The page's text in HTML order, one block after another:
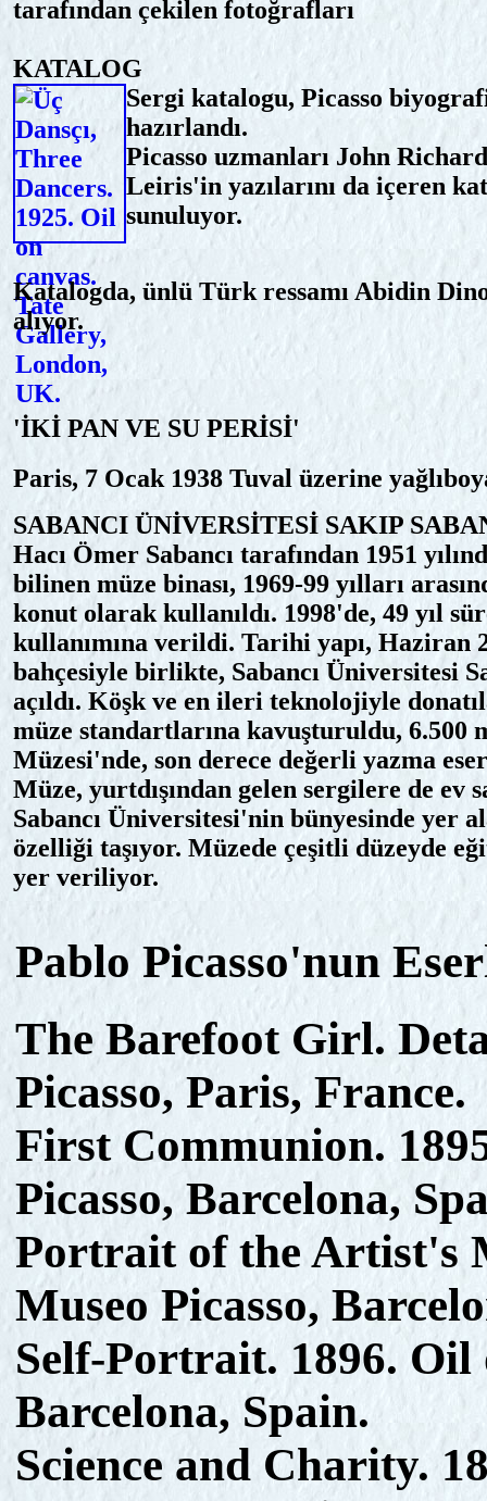
tarafından çekilen fotoğrafları
KATALOG
Sergi katalogu, Picasso
hazırlandı.
Picasso uzmanları John
Leiris'in yazılarını da içeren
sunuluyor.
Katalogda, ünlü Türk ressamı Abidin
alıyor.
'İKİ PAN VE SU PERİSİ'
Paris, 7 Ocak 1938 Tuval üzerine
SABANCI ÜNİVERSİTESİ SAKIP
Hacı Ömer Sabancı tarafından 1951
bilinen müze binası, 1969-99 yılları
konut olarak kullanıldı. 1998'de, 49 yıl
kullanımına verildi. Tarihi yapı, Haziran
bahçesiyle birlikte, Sabancı Üniversitesi
açıldı. Köşk ve en ileri teknolojiyle
müze standartlarına kavuşturuldu, 6.500
Müzesi'nde, son derece değerli yazma
Müze, yurtdışından gelen sergilere de ev
Sabancı Üniversitesi'nin bünyesinde yer
özelliği taşıyor. Müzede çeşitli düzeyde
yer veriliyor.
Pablo Picasso'nun
The Barefoot Girl.
Picasso, Paris, France.
First Communion.
Picasso, Barcelona,
Portrait of the Artist's
Museo Picasso,
Self-Portrait. 1896. Oil
Barcelona, Spain.
Science and Charity.